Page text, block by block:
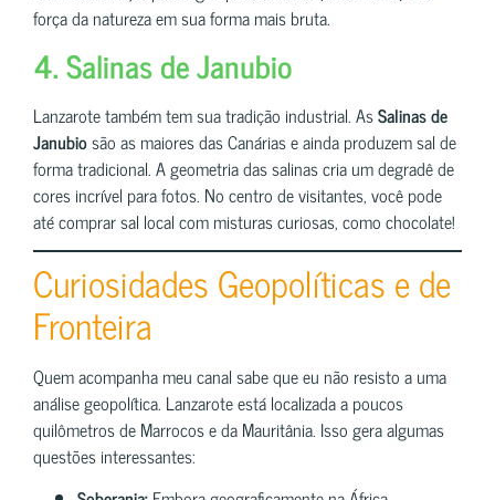
força da natureza em sua forma mais bruta.
4. Salinas de Janubio
Lanzarote também tem sua tradição industrial. AsSalinas de
Janubiosão as maiores das Canárias e ainda produzem sal de
forma tradicional. A geometria das salinas cria um degradê de
cores incrível para fotos. No centro de visitantes, você pode
até comprar sal local com misturas curiosas, como chocolate!
Curiosidades Geopolíticas e de
Fronteira
Quem acompanha meu canal sabe que eu não resisto a uma
análise geopolítica. Lanzarote está localizada a poucos
quilômetros de Marrocos e da Mauritânia. Isso gera algumas
questões interessantes: